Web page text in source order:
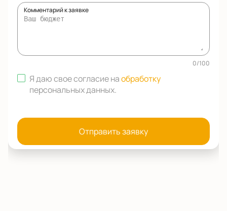
Комментарий к заявке
0/100
Я даю свое согласие наобработку
персональных данных.
Отправить заявку